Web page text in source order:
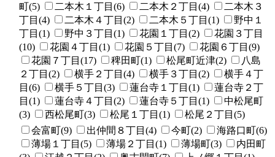
町(5)
二本木１丁目(6) 二本木２丁目(4)
二本木３
丁目(4)
二本木４丁目(2) 二本木５丁目(1)
野中１
丁目(1)
野中３丁目(1) 花園１丁目(2)
花園３丁目
(10)
花園４丁目(1) 花園５丁目(7)
花園６丁目(9)
花園７丁目(17)
稗田町(1) 松尾町近津(2)
八島
２丁目(2)
横手２丁目(4) 横手３丁目(2)
横手４丁
目(6)
横手５丁目(3) 蓮台寺１丁目(1)
蓮台寺２丁
目(1)
蓮台寺４丁目(2) 蓮台寺５丁目(1)
中松尾町
(3)
西松尾町(3) 松尾１丁目(1) 松尾２丁目(5)
会富町(9) 出仲間８丁目(4) 今町(2)
海路口町(6)
薄場１丁目(5)
薄場２丁目(1) 薄場町(3)
内田町